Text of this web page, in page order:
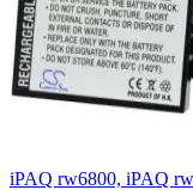
iPAQ rw6800, iPAQ